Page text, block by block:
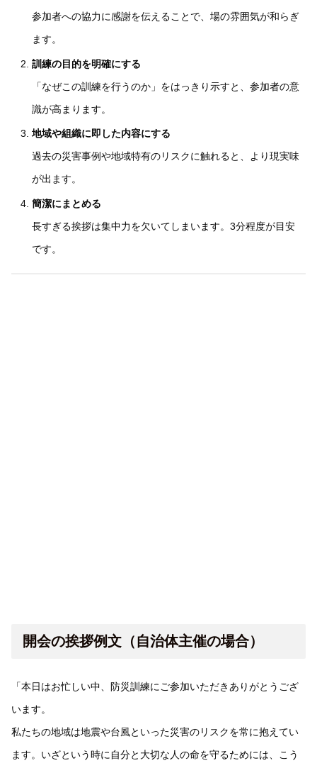
参加者への協力に感謝を伝えることで、場の雰囲気が和らぎ
ます。
訓練の目的を明確にする
「なぜこの訓練を行うのか」をはっきり示すと、参加者の意
識が高まります。
地域や組織に即した内容にする
過去の災害事例や地域特有のリスクに触れると、より現実味
が出ます。
簡潔にまとめる
長すぎる挨拶は集中力を欠いてしまいます。3分程度が目安
です。
開会の挨拶例文（自治体主催の場合）
「本日はお忙しい中、防災訓練にご参加いただきありがとうござ
います。
私たちの地域は地震や台風といった災害のリスクを常に抱えてい
ます。いざという時に自分と大切な人の命を守るためには、こう